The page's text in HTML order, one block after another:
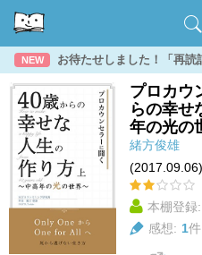
NEW お待たせしました！「再読
プロカ
らの幸
年の光の
緒方俊雄
(2017.09.06)
本棚登録:
感想: 1件